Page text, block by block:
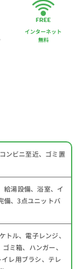
インターネット
無料
ンビニ至近、ゴミ置
給湯設備、浴室、イ
備、3点ユニットバ
トル、電子レンジ、
ミ箱、ハンガー、
レ用ブラシ、テレ